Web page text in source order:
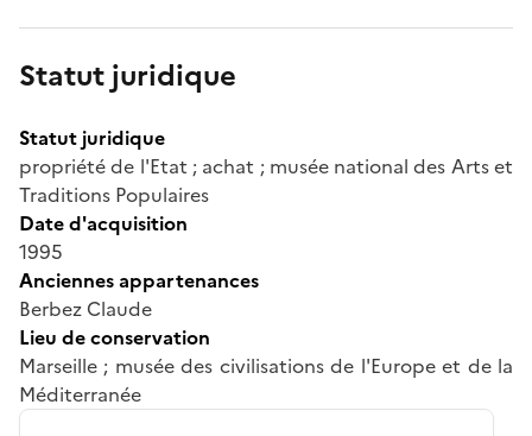
Statut juridique
Statut juridique
propriété de l'Etat ; achat ; musée national des Arts et
Traditions Populaires
Date d'acquisition
1995
Anciennes appartenances
Berbez Claude
Lieu de conservation
Marseille ; musée des civilisations de l'Europe et de la
Méditerranée